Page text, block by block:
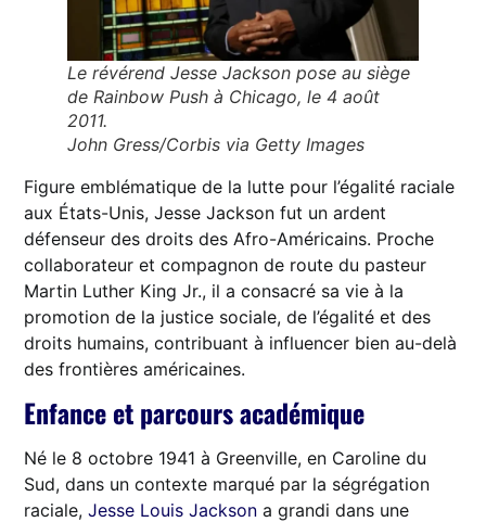
Le révérend Jesse Jackson pose au siège
de Rainbow Push à Chicago, le 4 août
2011.
John Gress/Corbis via Getty Images
Figure emblématique de la lutte pour l’égalité raciale
aux États-Unis, Jesse Jackson fut un ardent
défenseur des droits des Afro-Américains. Proche
collaborateur et compagnon de route du pasteur
Martin Luther King Jr., il a consacré sa vie à la
promotion de la justice sociale, de l’égalité et des
droits humains, contribuant à influencer bien au-delà
des frontières américaines.
Enfance et parcours académique
Né le 8 octobre 1941 à Greenville, en Caroline du
Sud, dans un contexte marqué par la ségrégation
raciale,Jesse Louis Jackson a grandi dans une